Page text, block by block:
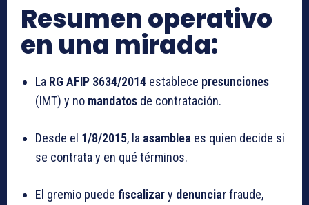
Resumen operativo
en una mirada:
La RG AFIP 3634/2014 establece presunciones
(IMT) y no mandatos de contratación.
Desde el 1/8/2015, la asamblea es quien decide si
se contrata y en qué términos.
El gremio puede fiscalizary denunciarfraude,